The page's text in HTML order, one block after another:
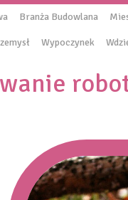
Branża Budowlana
Wypoczynek